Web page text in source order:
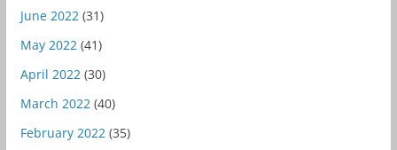
June 2022(31)
May 2022(41)
April 2022(30)
March 2022(40)
February 2022(35)